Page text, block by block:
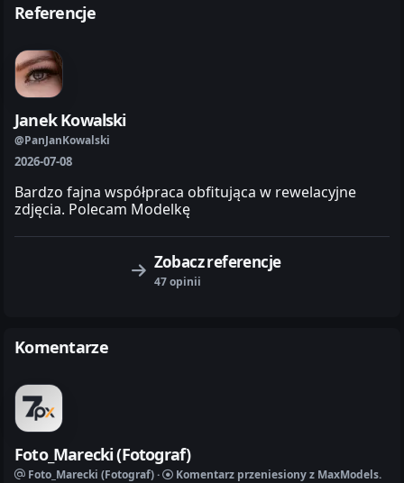
Referencje
Janek Kowalski
@PanJanKowalski
2026-07-08
Bardzo fajna współpraca obfitująca w rewelacyjne
zdjęcia. Polecam Modelkę
Zobacz referencje
47 opinii
Komentarze
Foto_Marecki (Fotograf)
Foto_Marecki (Fotograf) · Komentarz przeniesiony z MaxModels.